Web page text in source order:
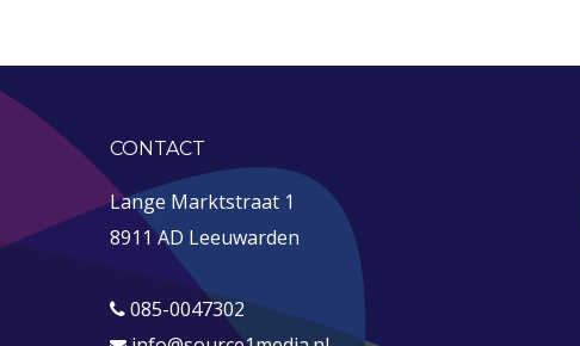
CONTACT
Lange Marktstraat 1
8911 AD Leeuwarden
085-0047302